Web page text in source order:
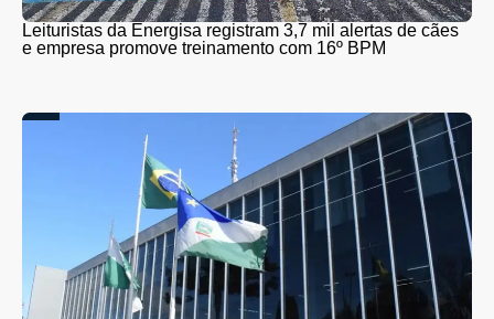
Leituristas da Energisa registram 3,7 mil alertas de cães
e empresa promove treinamento com 16º BPM